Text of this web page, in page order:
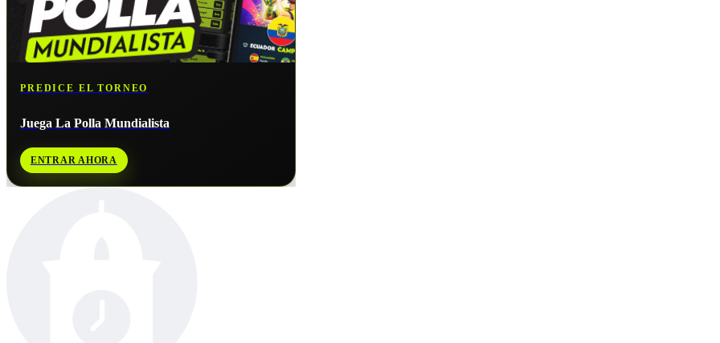
PREDICE EL TORNEO
Juega La Polla Mundialista
ENTRAR AHORA